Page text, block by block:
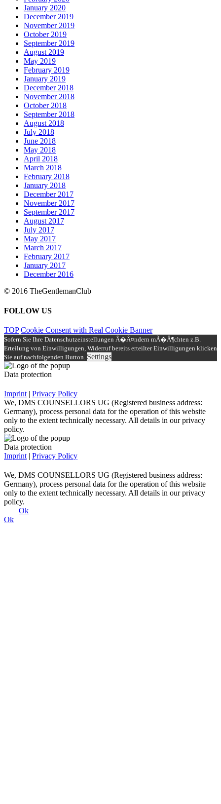
May 2018
April 2018
March 2018
February 2018
January 2018
December 2017
November 2017
September 2017
August 2017
July 2017
May 2017
March 2017
February 2017
January 2017
December 2016
© 2016 TheGentlemanClub
FOLLOW US
TOP Cookie Consent with Real Cookie Banner
Sofern Sie Ihre Datenschutzeinstellungen Ã�Â¤ndern mÃ�Â¶chten z.B.
Erteilung von Einwilligungen, Widerruf bereits erteilter Einwilligungen klicken
Sie auf nachfolgenden Button.
Data protection
Imprint | Privacy Policy
We, DMS COUNSELLORS UG (Registered business address:
Germany), process personal data for the operation of this website
only to the extent technically necessary. All details in our privacy
policy.
Imprint | Privacy Policy
We, DMS COUNSELLORS UG (Registered business address:
Germany), process personal data for the operation of this website
only to the extent technically necessary. All details in our privacy
policy.
Ok
Ok